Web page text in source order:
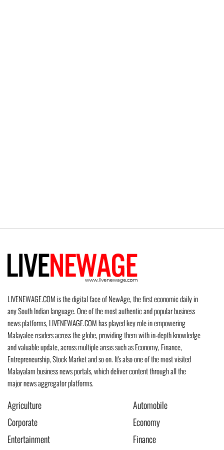
LIVENEWAGE.COM is the digital face of NewAge, the first economic daily in
any South Indian language. One of the most authentic and popular business
news platforms, LIVENEWAGE.COM has played key role in empowering
Malayalee readers across the globe, providing them with in-depth knowledge
and valuable update, across multiple areas such as Economy, Finance,
Entrepreneurship, Stock Market and so on. It's also one of the most visited
Malayalam business news portals, which deliver content through all the
major news aggregator platforms.
Agriculture
Automobile
Corporate
Economy
Entertainment
Finance